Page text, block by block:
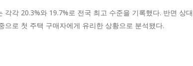
각 20.3%와 19.7%로 전국 최고 수준을 기록했다. 반면 상
로 첫 주택 구매자에게 유리한 상황으로 분석됐다.